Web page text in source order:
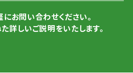
お問い合わせください。
詳しいご説明をいたします。